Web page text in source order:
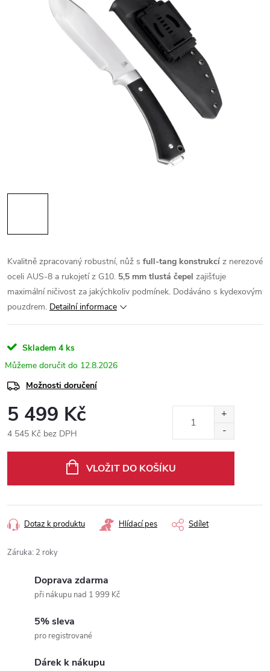
Kvalitně zpracovaný robustní, nůž s full-tang konstrukcí z nerezové
oceli AUS-8 a rukojetí z G10. 5,5 mm tlustá čepel zajišťuje
maximální ničivost za jakýchkoliv podmínek. Dodáváno s kydexovým
pouzdrem. Detailní informace
Skladem 4 ks
12.8.2026
Možnosti doručení
5 499 Kč
4 545 Kč bez DPH
VLOŽIT DO KOŠÍKU
Dotaz k produktu Hlídací pes Sdílet
Záruka: 2 roky
Doprava zdarma
při nákupu nad 1 999 Kč
5% sleva
pro registrované
Dárek k nákupu